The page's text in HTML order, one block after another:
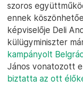
szoros
ennek
képviselője Deli
külügyminiszter
kampányolt
János vonatozott
biztatta az ott